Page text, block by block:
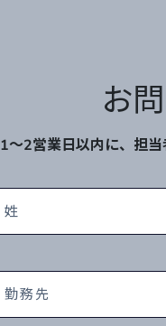
お
1～2営業日以内に、担当